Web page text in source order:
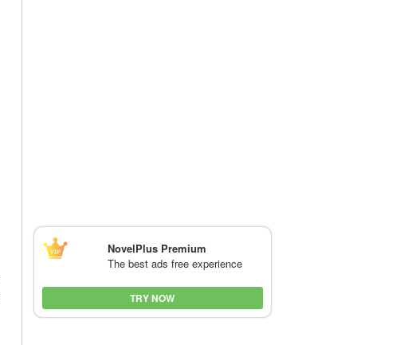
NovelPlus Premium
The best ads free experience
TRY NOW